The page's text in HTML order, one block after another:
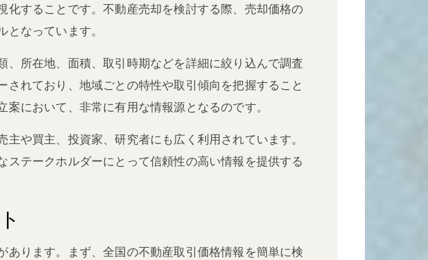
することです。不動産売却を検討する際、売却価格の
なっています。
所在地、面積、取引時期などを詳細に絞り込んで調査
れており、地域ごとの特性や取引傾向を把握すること
において、非常に有用な情報源となるのです。
や買主、投資家、研究者にも広く利用されています。
テークホルダーにとって信頼性の高い情報を提供する
ります。まず、全国の不動産取引価格情報を簡単に検